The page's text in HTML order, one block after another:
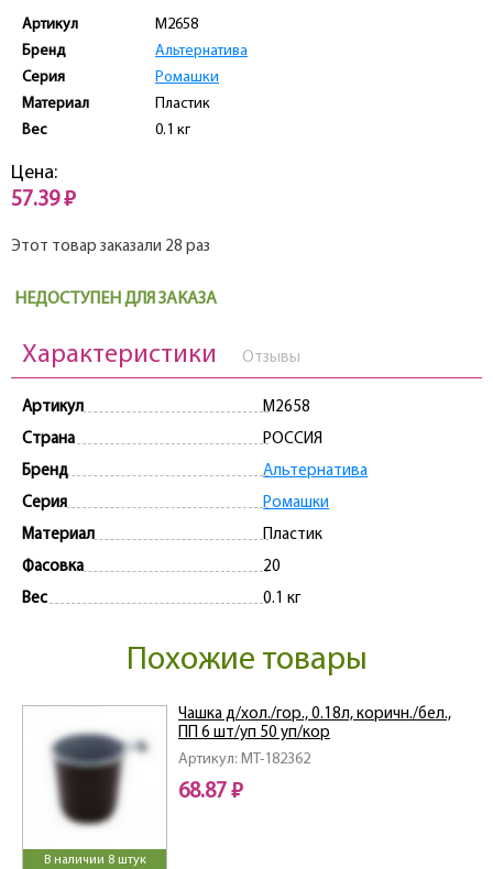
Артикул
M2658
Бренд
Альтернатива
Серия
Ромашки
Материал
Пластик
Вес
0.1 кг
Цена:
57.39 ₽
Этот товар заказали 28 раз
НЕДОСТУПЕН ДЛЯ ЗАКАЗА
Характеристики Отзывы
Артикул
M2658
Страна
РОССИЯ
Бренд
Альтернатива
Серия
Ромашки
Материал
Пластик
Фасовка
20
Вес
0.1 кг
Похожие товары
В наличии 8 штук
Артикул: MT-182362
Чашка д/хол./гор., 0.18л, коричн./бел.,
ПП 6 шт/уп 50 уп/кор
68.87 ₽